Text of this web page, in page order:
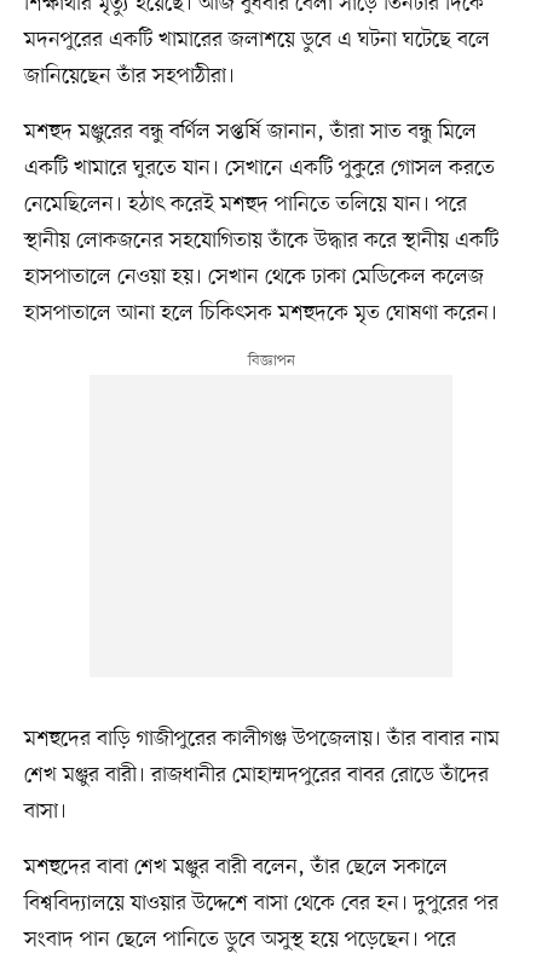
মদনপুরের একটি খামারের জলাশয়ে ডুবে এ ঘটনা ঘটেছে বলে
জানিয়েছেন তাঁর সহপাঠীরা।
মশহুদ মঞ্জুরের বন্ধু বর্ণিল সপ্তর্ষি জানান, তাঁরা সাত বন্ধু মিলে
একটি খামারে ঘুরতে যান। সেখানে একটি পুকুরে গোসল করতে
নেমেছিলেন। হঠাৎ করেই মশহুদ পানিতে তলিয়ে যান। পরে
স্থানীয় লোকজনের সহযোগিতায় তাঁকে উদ্ধার করে স্থানীয় একটি
হাসপাতালে নেওয়া হয়। সেখান থেকে ঢাকা মেডিকেল কলেজ
হাসপাতালে আনা হলে চিকিৎসক মশহুদকে মৃত ঘোষণা করেন।
মশহুদের বাড়ি গাজীপুরের কালীগঞ্জ উপজেলায়। তাঁর বাবার নাম
শেখ মঞ্জুর বারী। রাজধানীর মোহাম্মদপুরের বাবর রোডে তাঁদের
বাসা।
মশহুদের বাবা শেখ মঞ্জুর বারী বলেন, তাঁর ছেলে সকালে
বিশ্ববিদ্যালয়ে যাওয়ার উদ্দেশে বাসা থেকে বের হন। দুপুরের পর
সংবাদ পান ছেলে পানিতে ডুবে অসুস্থ হয়ে পড়েছেন। পরে